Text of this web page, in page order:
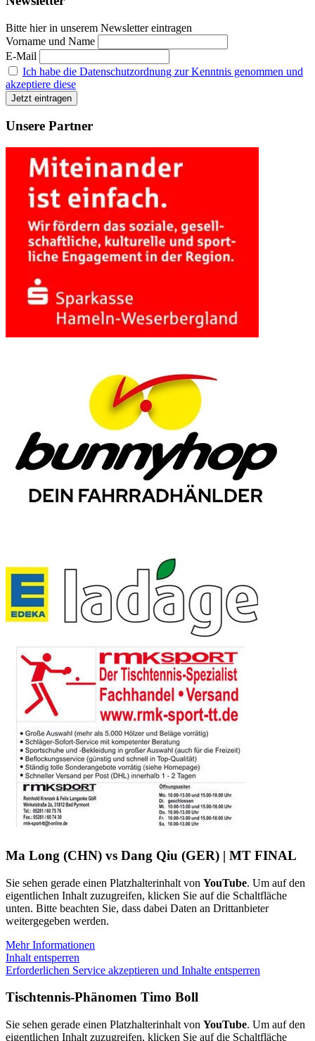
Bitte hier in unserem Newsletter eintragen
Vorname und Name
E-Mail
Ich habe die Datenschutzordnung zur Kenntnis genommen und
akzeptiere diese
Unsere Partner
Ma Long (CHN) vs Dang Qiu (GER) | MT FINAL
Sie sehen gerade einen Platzhalterinhalt von YouTube. Um auf den
eigentlichen Inhalt zuzugreifen, klicken Sie auf die Schaltfläche
unten. Bitte beachten Sie, dass dabei Daten an Drittanbieter
weitergegeben werden.
Mehr Informationen
Inhalt entsperren
Erforderlichen Service akzeptieren und Inhalte entsperren
Tischtennis-Phänomen Timo Boll
Sie sehen gerade einen Platzhalterinhalt von YouTube. Um auf den
eigentlichen Inhalt zuzugreifen, klicken Sie auf die Schaltfläche